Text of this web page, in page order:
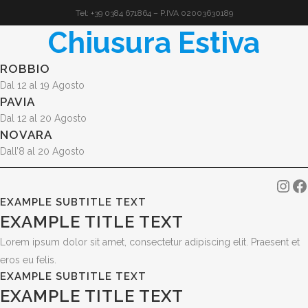
Tel: +39 0384 671864 – P.IVA 02003630189
Chiusura Estiva
ROBBIO
Dal 12 al 19 Agosto
PAVIA
Dal 12 al 20 Agosto
NOVARA
Dall’8 al 20 Agosto
EXAMPLE SUBTITLE TEXT
EXAMPLE TITLE TEXT
Lorem ipsum dolor sit amet, consectetur adipiscing elit. Praesent et
eros eu felis.
EXAMPLE SUBTITLE TEXT
EXAMPLE TITLE TEXT